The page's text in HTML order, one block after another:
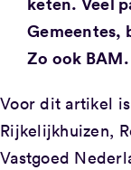
Gemeentes,
Zo ook BAM.
Voor dit artikel
Rijkelijkhuizen,
Vastgoed